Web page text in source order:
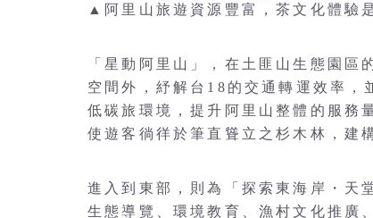
▲阿里山旅遊資源豐富，茶文化體
「星動阿里山」，在土匪山生態園
空間外，紓解台18的交通轉運效率，
低碳旅環境，提升阿里山整體的服務
使遊客徜徉於筆直聳立之杉木林，建
進入到東部，則為「探索東海岸・天
生態導覽、環境教育、漁村文化推廣